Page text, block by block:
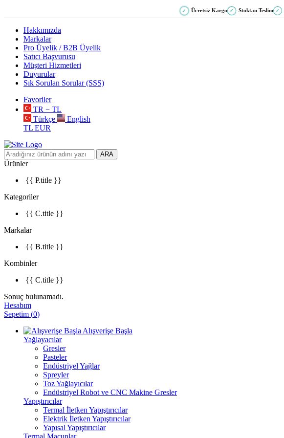
✓ Ücretsiz Kargo ✓ Stoktan Teslim ✓
Hakkımızda
Markalar
Pro Üyelik / B2B Üyelik
Satıcı Başvurusu
Müşteri Hizmetleri
Duyurular
Sık Sorulan Sorular (SSS)
Favoriler
TR − TL
Türkçe
English
TL EUR
ARA
Ürünler
{{ P.title }}
Kategoriler
{{ C.title }}
Markalar
{{ B.title }}
Kombinler
{{ C.title }}
Sonuç bulunamadı.
Hesabım
Sepetim (0)
Alışverişe Başla
Yağlayacılar
Gresler
Pasteler
Endüstriyel Yağlar
Spreyler
Toz Yağlayıcılar
Endüstriyel Robot ve CNC Makine Gresler
Yapıştırıcılar
Termal İletken Yapıştırıcılar
Elektrik İletken Yapıştırıcılar
Yapısal Yapıştırıcılar
Termal Macunlar